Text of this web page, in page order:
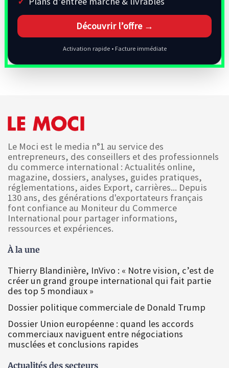
Découvrir l’offre →
Activation rapide • Facture immédiate
Le Moci est le media n°1 au service des
entrepreneurs, des conseillers et des professionnels
du commerce international : Actualités online,
magazine, dossiers, analyses, guides pratiques,
réglementations, aides Export, carrières... Depuis
130 ans, des générations d'exportateurs français
font confiance au Moniteur du Commerce
International pour partager informations,
ressources et expériences.
À la une
Thierry Blandinière, InVivo : « Notre vision, c’est de
créer un grand groupe international qui fait partie
des top 5 mondiaux »
Dossier politique commerciale de Donald Trump
Dossier Union européenne : quand les accords
commerciaux naviguent entre négociations
musclées et conclusions rapides
Actualités des secteurs